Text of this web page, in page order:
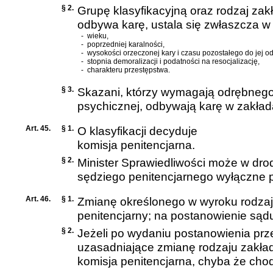
§ 2. Grupę klasyfikacyjną oraz rodzaj
odbywa karę, ustala się zwłaszcza
- wieku,
- poprzedniej karalności,
- wysokości orzeczonej kary i czasu pozostałego do jej
- stopnia demoralizacji i podatności na resocjalizację,
- charakteru przestępstwa.
§ 3. Skazani, którzy wymagają
psychicznej, odbywają karę w
Art. 45. § 1. O klasyfikacji decyduje
komisja penitencjarna.
§ 2. Minister Sprawiedliwości może w
sędziego penitencjarnego wyłączne
Art. 46. § 1. Zmianę określonego w wyroku
penitencjarny; na postanowienie
§ 2. Jeżeli po wydaniu postanowienia
uzasadniające zmianę rodzaju
komisja penitencjarna, chyba że